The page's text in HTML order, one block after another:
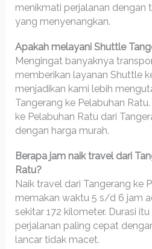
menikmati perjalanan dengan
yang menyenangkan.
Apakah melayani Shuttle
Mengingat banyaknya
memberikan layanan Shuttle
menjadikan kami lebih
Tangerang ke Pelabuhan
ke Pelabuhan Ratu dari
dengan harga murah.
Berapa jam naik travel dari
Ratu?
Naik travel dari Tangerang ke
memakan waktu 5 s/d 6 jam
sekitar 172 kilometer. Durasi
perjalanan paling cepat
lancar tidak macet.